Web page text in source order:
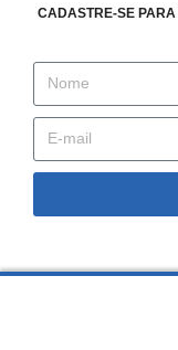
CADASTRE-SE